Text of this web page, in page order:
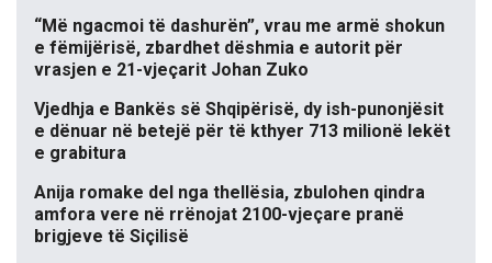
“Më ngacmoi të dashurën”, vrau me armë shokun
e fëmijërisë, zbardhet dëshmia e autorit për
vrasjen e 21-vjeçarit Johan Zuko
Vjedhja e Bankës së Shqipërisë, dy ish-punonjësit
e dënuar në betejë për të kthyer 713 milionë lekët
e grabitura
Anija romake del nga thellësia, zbulohen qindra
amfora vere në rrënojat 2100-vjeçare pranë
brigjeve të Siçilisë